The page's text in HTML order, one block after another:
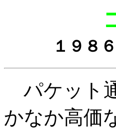
１９８
パケット
かなか高価